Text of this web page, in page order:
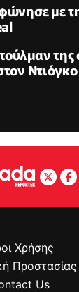
με
Χρήσης
Προστασίας
Us